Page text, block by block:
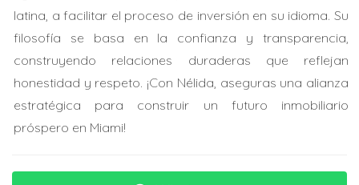
que azotaba su país. Con sus ahorros, decidieron invertir
en un pequeño apartamento en el área de Brickell. Al
principio, estaban nerviosos; el mercado inmobiliario
parecía intimidante. Sin embargo, decidieron informarse
y asesorarse con expertos locales. Después de adquirir
el apartamento, comenzaron a alquilarlo a profesionales
años, el valor del inmueble aumentó considerablemente,
latina, a facilitar el proceso de inversión en su idioma. Su
filosofía se basa en la confianza y transparencia,
construyendo relaciones duraderas que reflejan
honestidad y respeto. ¡Con Nélida, aseguras una alianza
estratégica para construir un futuro inmobiliario
próspero en Miami!